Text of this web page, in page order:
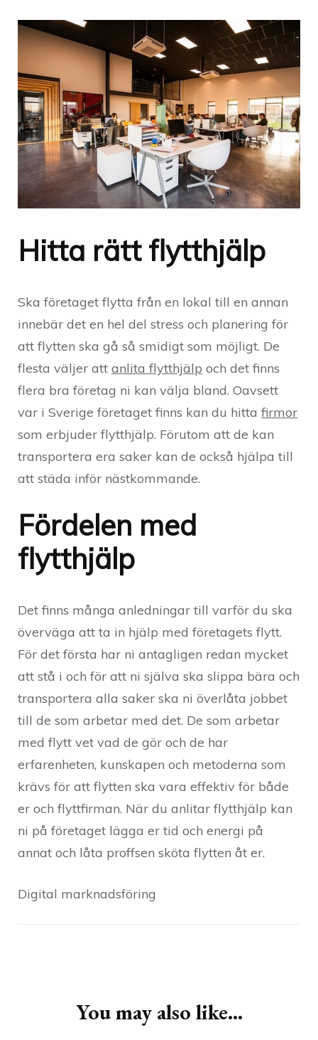
Hitta rätt flytthjälp
Ska företaget flytta från en lokal till en annan
innebär det en hel del stress och planering för
att flytten ska gå så smidigt som möjligt. De
flesta väljer att anlita flytthjälp och det finns
flera bra företag ni kan välja bland. Oavsett
var i Sverige företaget finns kan du hitta firmor
som erbjuder flytthjälp. Förutom att de kan
transportera era saker kan de också hjälpa till
att städa inför nästkommande.
Fördelen med
flytthjälp
Det finns många anledningar till varför du ska
överväga att ta in hjälp med företagets flytt.
För det första har ni antagligen redan mycket
att stå i och för att ni själva ska slippa bära och
transportera alla saker ska ni överlåta jobbet
till de som arbetar med det. De som arbetar
med flytt vet vad de gör och de har
erfarenheten, kunskapen och metoderna som
krävs för att flytten ska vara effektiv för både
er och flyttfirman. När du anlitar flytthjälp kan
ni på företaget lägga er tid och energi på
annat och låta proffsen sköta flytten åt er.
Digital marknadsföring
You may also like...